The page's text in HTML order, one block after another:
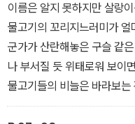
이름은 알지 못하지만 살랑
물고기의 꼬리지느러미가
군가가 산란해놓은 구슬 같
나 부서질 듯 위태로워 보이
물고기들의 비늘은 바라보
는지, 또 어떤 물고기는 만져